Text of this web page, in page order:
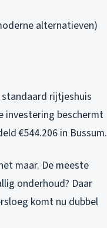
alternatieven)
rijtjeshuis
investering beschermt
€544.206 in Bussum.
maar. De meeste
onderhoud? Daar
komt nu dubbel